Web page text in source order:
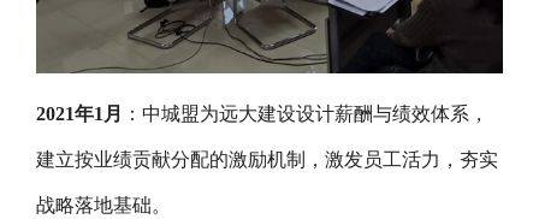
2021年1月 ：中城盟为远大建设设计薪酬与绩效体系，
建立按业绩贡献分配的激励机制，激发员工活力，夯实
战略落地基础。